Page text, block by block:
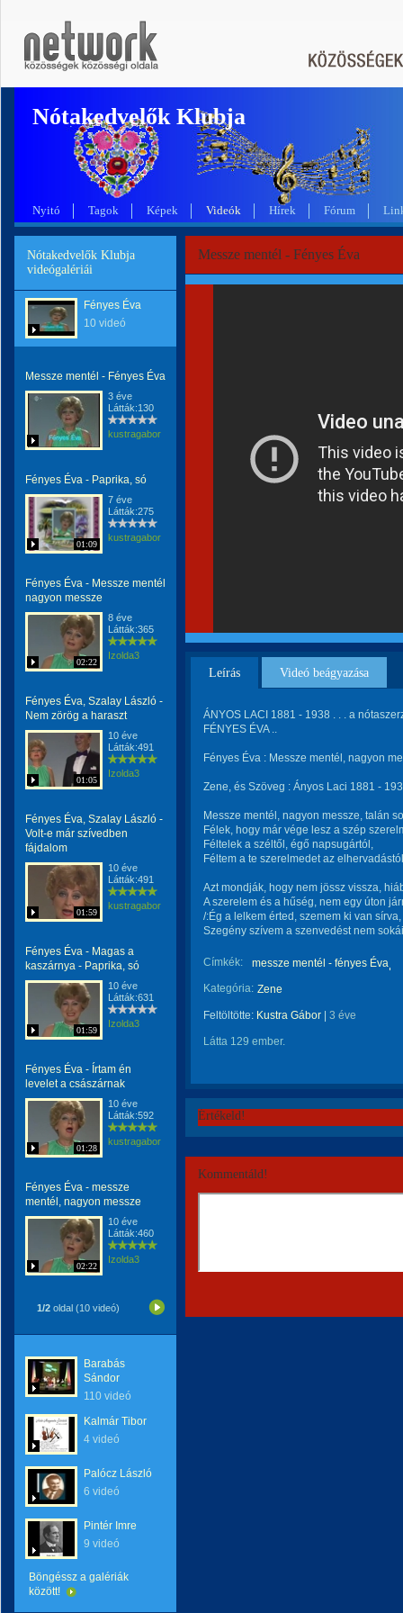
Nótakedvelők Klubja
Nyitó Tagok Képek Videók Hírek Fórum
Nótakedvelők Klubja
videógalériái
Fényes Éva
10 videó
Messze mentél - Fényes Éva
3 éve
Látták:130
kustragabor
Fényes Éva - Paprika, só
01:09
7 éve
Látták:275
kustragabor
Fényes Éva - Messze mentél
nagyon messze
02:22
8 éve
Látták:365
Izolda3
Fényes Éva, Szalay László -
Nem zörög a haraszt
01:05
10 éve
Látták:491
Izolda3
Fényes Éva, Szalay László -
Volt-e már szívedben
fájdalom
01:59
10 éve
Látták:491
kustragabor
Fényes Éva - Magas a
kaszárnya - Paprika, só
01:59
10 éve
Látták:631
Izolda3
Fényes Éva - Írtam én
levelet a császárnak
01:28
10 éve
Látták:592
kustragabor
Fényes Éva - messze
mentél, nagyon messze
02:22
10 éve
Látták:460
Izolda3
1/2 oldal (10 videó)
Barabás
Sándor
110 videó
Kalmár Tibor
4 videó
Palócz László
6 videó
Pintér Imre
9 videó
Böngéssz a galériák
között!
Messze mentél - Fényes Éva
Leírás Videó beágyazása
ÁNYOS LACI 1881 - 1938 . . . a
FÉNYES ÉVA ..
Fényes Éva : Messze mentél, nagyon
Zene, és Szöveg : Ányos Laci 1881 -
Messze mentél, nagyon messze, talán
Félek, hogy már vége lesz a szép
Féltelek a széltől, égő napsugártól,
Féltem a te szerelmedet az
Azt mondják, hogy nem jössz vissza,
A szerelem és a hűség, nem egy úton
/:Ég a lelkem érted, szemem ki van sírva,
Szegény szívem a szenvedést nem
Címkék:
messze mentél - fényes Éva
Kategória: Zene
Feltöltötte: Kustra Gábor 3 éve
Látta 129 ember.
Értékeld!
Kommentáld!